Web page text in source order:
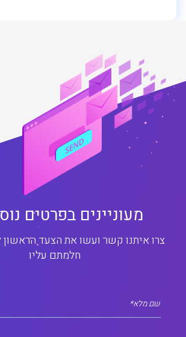
מעוניינים בפרטים
צרו איתנו קשר ועשו את הצעד
חלמתם עליו
שם מלא*